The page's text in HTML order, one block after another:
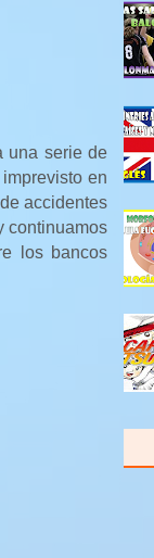
una serie de
en
accidentes
continuamos
los bancos